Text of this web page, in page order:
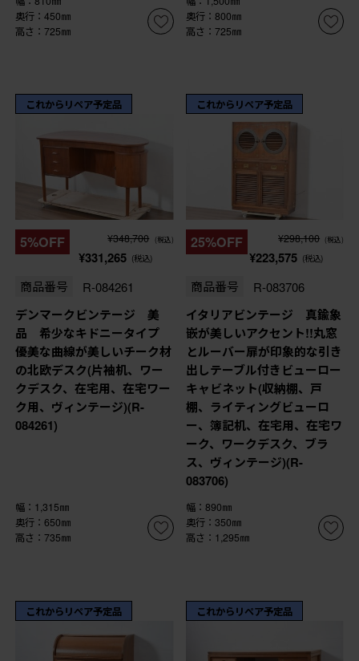
奥行：450㎜
高さ：725㎜
奥行：800㎜
高さ：725㎜
これからリペア予定品
5%OFF ¥348,700 (税込)
¥331,265 (税込)
商品番号 R-084261
デンマークビンテージ 美
品 希少なキドニータイプ
優美な曲線が美しいチーク材
の北欧デスク(片袖机、ワー
クデスク、在宅用、在宅ワー
ク用、ヴィンテージ)(R-
084261)
幅：1,315㎜
奥行：650㎜
高さ：735㎜
これからリペア予定品
25%OFF ¥298,100 (税込)
¥223,575 (税込)
商品番号 R-083706
イタリアビンテージ 真鍮象
嵌が美しいアクセント!!丸窓
とルーバー扉が印象的な引き
出しテーブル付きビューロー
キャビネット(収納棚、戸
棚、ライティングビューロ
ー、簿記机、在宅用、在宅ワ
ーク、ワークデスク、ブラ
ス、ヴィンテージ)(R-
083706)
幅：890㎜
奥行：350㎜
高さ：1,295㎜
これからリペア予定品 これからリペア予定品